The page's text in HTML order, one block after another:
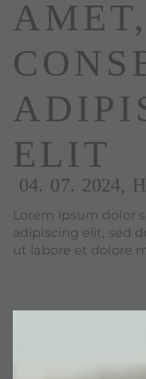
AMET,
ELIT
04. 07. 2024,
Lorem ipsum dolor
adipiscing elit, sed
ut labore et dolore